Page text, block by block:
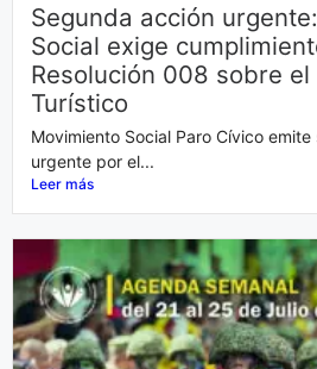
Segunda acción
Social exige
Resolución 008 sobre
Turístico
Movimiento Social Paro Cívico
urgente por el...
Leer más